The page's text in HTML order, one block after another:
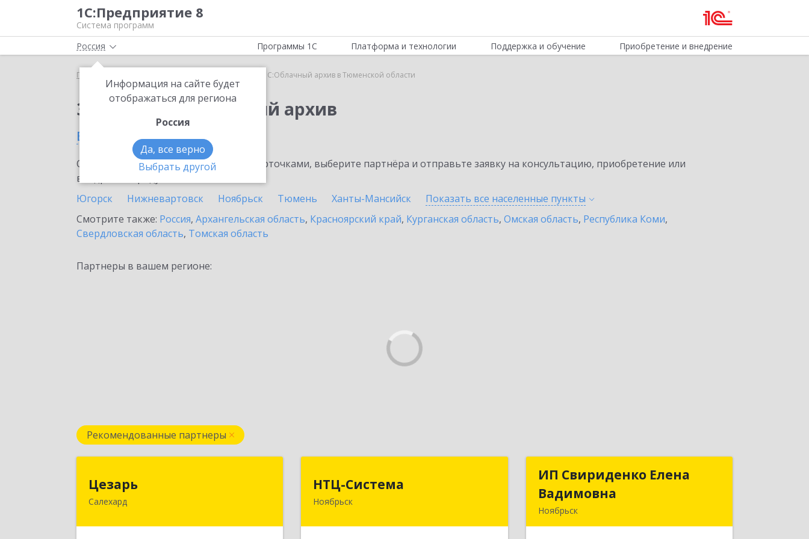
1С:Предприятие 8
Система программ
Россия
Информация на сайте будет
отображаться для региона
Россия
Да, все верно
Выбрать другой
Программы 1С Платформа и технологии Поддержка и обучение Приобретение и внедрение
Главная 1С:Облачный архив в Тюменской области
Заказать 1С:Облачный архив
в Тюменской области
Ознакомьтесь с информационными карточками, выберите партнёра и отправьте заявку на консультацию, приобретение или
внедрение продукта.
Югорск
Нижневартовск Ноябрьск Тюмень Ханты-Мансийск Показать все населенные пункты
Смотрите также: Россия, Архангельская область, Красноярский край, Курганская область, Омская область, Республика Коми,
Свердловская область, Томская область
Партнеры в вашем регионе:
Рекомендованные партнеры
Цезарь
Салехард
НТЦ-Система
Ноябрьск
ИП Свириденко Елена
Вадимовна
Ноябрьск
ИП Свириденко Елена